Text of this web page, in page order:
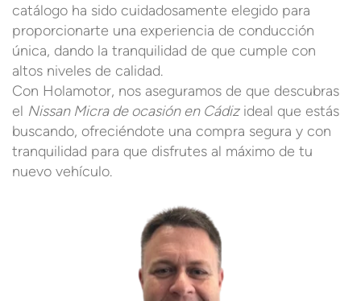
catálogo ha sido cuidadosamente elegido para
proporcionarte una experiencia de conducción
única, dando la tranquilidad de que cumple con
altos niveles de calidad.
Con Holamotor, nos aseguramos de que descubras
el Nissan Micra de ocasión en Cádizideal que estás
buscando, ofreciéndote una compra segura y con
tranquilidad para que disfrutes al máximo de tu
nuevo vehículo.